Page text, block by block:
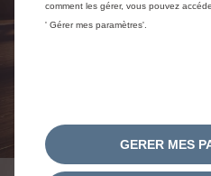
comment les gérer, vous pouvez
' Gérer mes paramètres'.
GERER MES